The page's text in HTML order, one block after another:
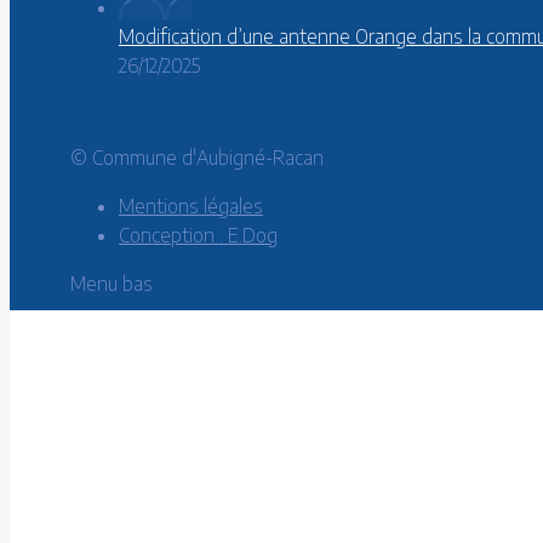
Modification d’une antenne Orange dans la
26/12/2025
© Commune d'Aubigné-Racan
Mentions légales
Conception : E.Dog
Menu bas